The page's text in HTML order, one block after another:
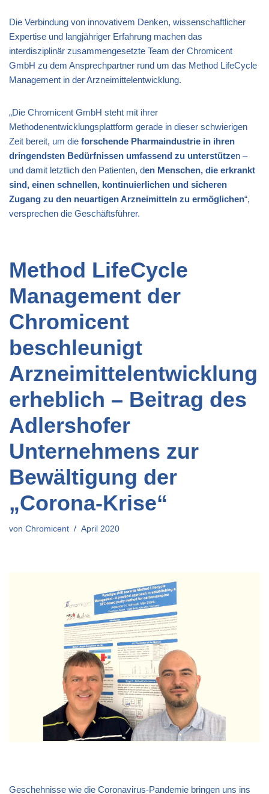
Die Verbindung von innovativem Denken, wissenschaftlicher
Expertise und langjähriger Erfahrung machen das
interdisziplinär zusammengesetzte Team der Chromicent
GmbH zu dem Ansprechpartner rund um das Method LifeCycle
Management in der Arzneimittelentwicklung.
„Die Chromicent GmbH steht mit ihrer
Methodenentwicklungsplattform gerade in dieser schwierigen
Zeit bereit, um die forschende Pharmaindustrie in ihren
dringendsten Bedürfnissen umfassend zu unterstützen –
und damit letztlich den Patienten, den Menschen, die erkrankt
sind, einen schnellen, kontinuierlichen und sicheren
Zugang zu den neuartigen Arzneimitteln zu ermöglichen“,
versprechen die Geschäftsführer.
Method LifeCycle
Management der
Chromicent
beschleunigt
Arzneimittel­entwicklung
erheblich – Beitrag des
Adlershofer
Unternehmens zur
Bewältigung der
„Corona-Krise“
von Chromicent April 2020
Geschehnisse wie die Coronavirus-Pandemie bringen uns ins